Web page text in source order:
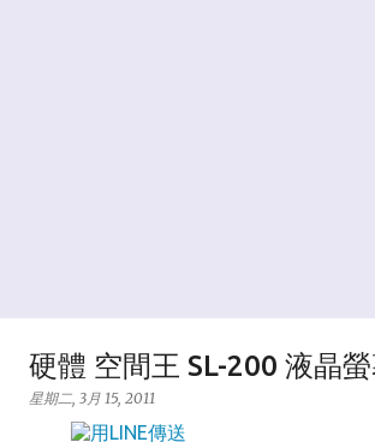
硬體 空間王 SL-200 液晶
星期二, 3月 15, 2011